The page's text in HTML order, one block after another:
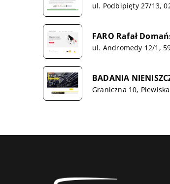
ul. Podbipięty 27/13,
FARO Rafał
ul. Andromedy 12/1,
BADANIA
Graniczna 10, Plewiska